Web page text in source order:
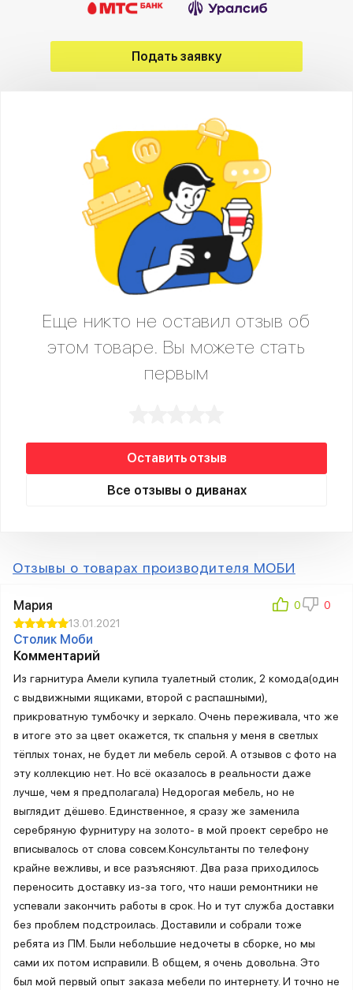
Подать заявку
Еще никто не оставил отзыв об
этом товаре. Вы можете стать
первым
Оставить отзыв
Все отзывы о диванах
Отзывы о товарах производителя МОБИ
Мария
13.01.2021
Столик Моби
Комментарий
Из гарнитура Амели купила туалетный столик, 2 комода(один
с выдвижными ящиками, второй с распашными),
прикроватную тумбочку и зеркало. Очень переживала, что же
в итоге это за цвет окажется, тк спальня у меня в светлых
тёплых тонах, не будет ли мебель серой. А отзывов с фото на
эту коллекцию нет. Но всё оказалось в реальности даже
лучше, чем я предполагала) Недорогая мебель, но не
выглядит дёшево. Единственное, я сразу же заменила
серебряную фурнитуру на золото- в мой проект серебро не
вписывалось от слова совсем.Консультанты по телефону
крайне вежливы, и все разъясняют. Два раза приходилось
переносить доставку из-за того, что наши ремонтники не
успевали закончить работы в срок. Но и тут служба доставки
без проблем подстроилась. Доставили и собрали тоже
ребята из ПМ. Были небольшие недочеты в сборке, но мы
сами их потом исправили. В общем, я очень довольна. Это
был мой первый опыт заказа мебели по интернету. И точно не